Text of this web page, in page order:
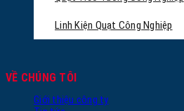
Linh Kiện Quạt Công Nghiệp
VỀ CHÚNG TÔI
Giới thiệu công ty